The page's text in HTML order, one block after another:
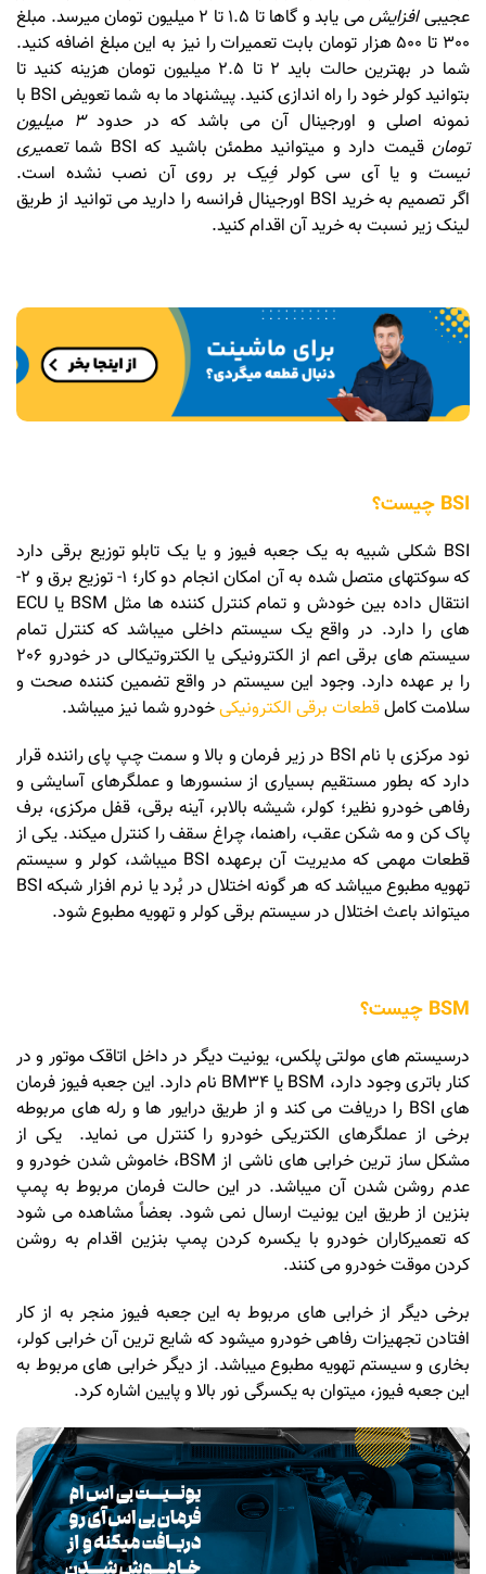
عجیبیافزایش
می یابد و گاها تا 1.5 تا 2 میلیون تومان میرسد. مبلغ
300 تا 500 هزار تومان بابت تعمیرات را نیز به این مبلغ اضافه کنید.
شما در بهترین حالت باید 2 تا 2.5 میلیون تومان هزینه کنید تا
بتوانید کولر خود را راه اندازی کنید. پیشنهاد ما به شما تعویض BSI با
نمونه اصلی و اورجینال آن می باشد که در حدود
3 میلیون
تومانقیمت دارد و میتوانید مطمئن باشید که BSI شما
تعمیری
نیست و یا آی سی کولرفِیک بر روی آن نصب نشده است.
اگر تصمیم به خرید BSI اورجینال فرانسه را دارید می توانید از طریق
لینک زیر نسبت به خرید آن اقدام کنید.
BSI چیست؟
BSI شکلی شبیه به یک جعبه فیوز و یا یک تابلو توزیع برقی دارد
که سوکتهای متصل شده به آن امکان انجام دو کار؛ 1- توزیع برق و 2-
انتقال داده بین خودش و تمام کنترل کننده ها مثل BSM یا ECU
های را دارد. در واقع یک سيستم داخلی ميباشد كه كنترل تمام
سيستم های برقی اعم از الكترونيكی يا الكتروتيكالی در خودرو 206
را بر عهده دارد. وجود اين سيستم در واقع تضمين كننده صحت و
سلامت كاملقطعات برقی الکترونیکیخودرو شما نيز میباشد.
نود مرکزی با نام BSI در زیر فرمان و بالا و سمت چپ پای راننده قرار
دارد که بطور مستقیم بسیاری از سنسورها و عملگرهای آسایشی و
رفاهی خودرو نظیر؛ کولر، شیشه بالابر، آینه برقی، قفل مرکزی، برف
پاک کن و مه شکن عقب، راهنما، چراغ سقف را کنترل میکند. یکی از
قطعات مهمی که مدیریت آن برعهده BSI میباشد، کولر و سیستم
تهویه مطبوع میباشد که هر گونه اختلال در بُرد یا نرم افزار شبکه BSI
میتواند باعث اختلال در سیستم برقی کولر و تهویه مطبوع شود.
BSM چیست؟
درسیستم های مولتی پلکس، یونیت دیگر در داخل اتاقک موتور و در
کنار باتری وجود دارد، BSM یا BM34 نام دارد. این جعبه فیوز فرمان
های BSI را دریافت می کند و از طریق درایور ها و رله های مربوطه
برخی از عملگرهای الکتریکی خودرو را کنترل می نماید. یکی از
مشکل ساز ترین خرابی های ناشی از BSM، خاموش شدن خودرو و
عدم روشن شدن آن میباشد. در این حالت فرمان مربوط به پمپ
بنزین از طریق این یونیت ارسال نمی شود. بعضاً مشاهده می شود
که تعمیرکاران خودرو با یکسره کردن پمپ بنزین اقدام به روشن
کردن موقت خودرو می کنند.
برخی دیگر از خرابی های مربوط به این جعبه فیوز منجر به از کار
افتادن تجهیزات رفاهی خودرو میشود که شایع ترین آن خرابی کولر،
بخاری و سیستم تهویه مطبوع میباشد. از دیگر خرابی های مربوط به
این جعبه فیوز، میتوان به یکسرگی نور بالا و پایین اشاره کرد.